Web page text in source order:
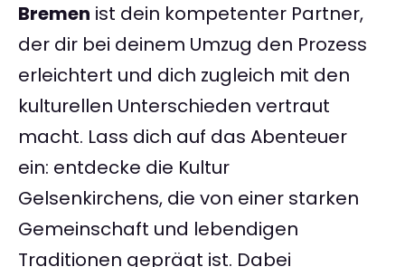
Bremen ist dein kompetenter Partner,
der dir bei deinem Umzug den Prozess
erleichtert und dich zugleich mit den
kulturellen Unterschieden vertraut
macht. Lass dich auf das Abenteuer
ein: entdecke die Kultur
Gelsenkirchens, die von einer starken
Gemeinschaft und lebendigen
Traditionen geprägt ist. Dabei